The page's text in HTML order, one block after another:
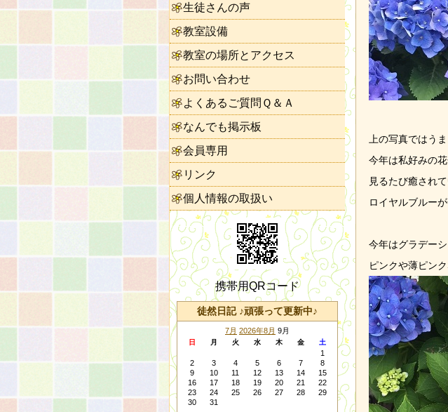
上の写真ではう
今年は私好みの
見るたび癒され
ロイヤルブルー
今年はグラデー
ピンクや薄ピン
生徒さんの声
教室設備
教室の場所とアクセス
お問い合わせ
よくあるご質問Ｑ＆Ａ
なんでも掲示板
会員専用
リンク
個人情報の取扱い
携帯用QRコード
徒然日記 ♪頑張って更新中♪
7月 2026年8月 9月
日 月 火 水 木 金 土
1
2
3 4 5 6 7
8
9
10 11 12 13 14
15
16
17 18 19 20 21
22
23
24 25 26 27 28
29
30
31